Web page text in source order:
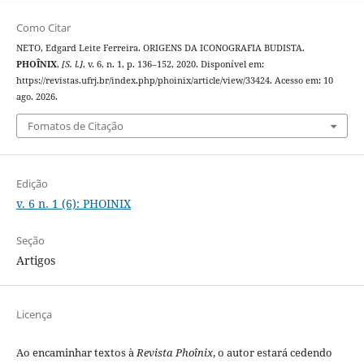
Como Citar
NETO, Edgard Leite Ferreira. ORIGENS DA ICONOGRAFIA BUDISTA.
PHOÎNIX, [S. l.], v. 6, n. 1, p. 136–152, 2020. Disponível em:
https://revistas.ufrj.br/index.php/phoinix/article/view/33424. Acesso em: 10
ago. 2026.
Fomatos de Citação
Edição
v. 6 n. 1 (6): PHOINIX
Seção
Artigos
Licença
Ao encaminhar textos àRevista Phoînix, o autor estará cedendo